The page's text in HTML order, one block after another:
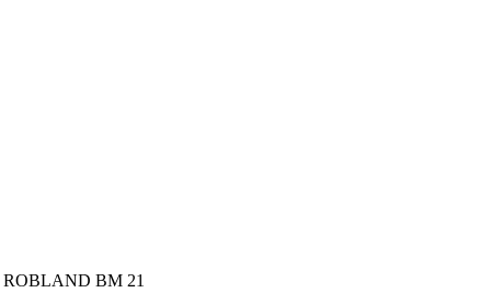
ROBLAND BM 21